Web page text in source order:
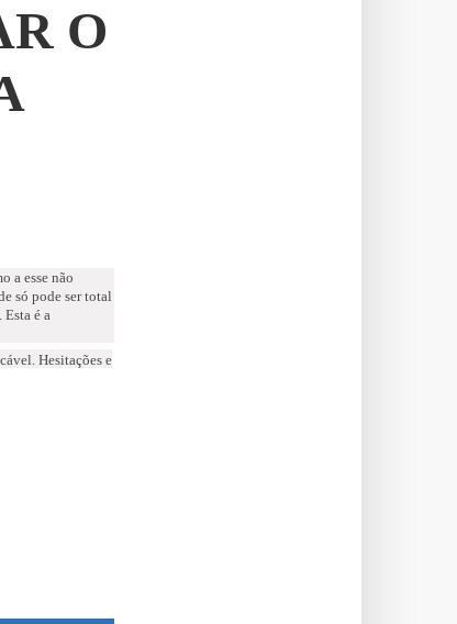
O
a esse não
só pode ser total
é a
Hesitações e